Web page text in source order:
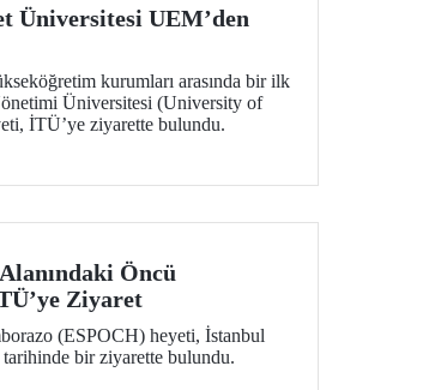
Üniversitesi UEM’den
kurumları arasında bir ilk
Üniversitesi (University of
İTÜ’ye ziyarette bulundu.
Öncü
Ziyaret
(ESPOCH) heyeti, İstanbul
bir ziyarette bulundu.